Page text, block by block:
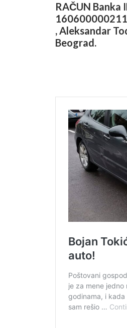
RAČUN Banka
,Aleksandar
Beograd.